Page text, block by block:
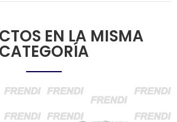
EN LA MISMA
CATEGORÍA